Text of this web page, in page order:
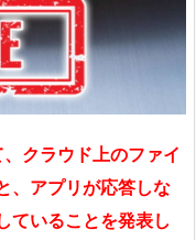
クラウド上のファイ
、アプリが応答しな
ていることを発表し